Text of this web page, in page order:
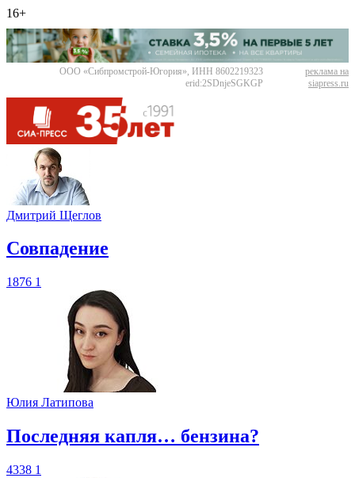
16+
ООО «Сибпромстрой-Югория», ИНН 8602219323
erid:2SDnjeSGKGP
реклама на
siapress.ru
Дмитрий Щеглов
​Совпадение
1876 1
Юлия Латипова
​Последняя капля… бензина?
4338 1